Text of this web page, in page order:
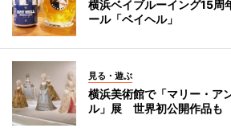
横浜ベイブルーイング15
ール「ベイヘル」
見る・遊ぶ
横浜美術館で「マリー・ア
ル」展 世界初公開作品も